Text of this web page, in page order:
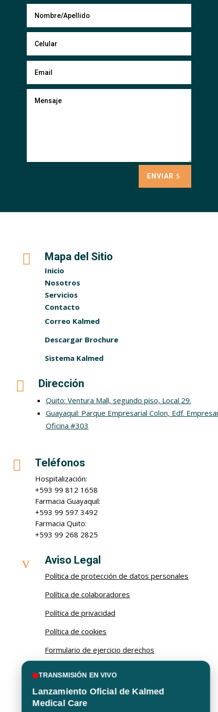
ENVIAR
TRANSMISIÓN EN VIVO
Lanzamiento Oficial de Kalmed
Medical Care
 Mapa del Sitio
Inicio
Nosotros
Servicios
Contacto
Correo Kalmed
Descargar Brochure
Sistema Kalmed
 Dirección
Quito: Ventura Mall, segundo piso, Local 29.
Guayaquil: Parque Empresarial Colon, Edf.
Oficina #303
 Teléfonos
Hospitalización:
+593 99 812 1658
Farmacia Guayaquil:
+593 99 597 3492
Farmacia Quito:
+593 99 268 2825
v Aviso Legal
Política de protección de datos personales
Política de colaboradores
Política de privacidad
Política de cookies
Formulario de ejercicio derechos
 Email
kalma@kalmed.com.ec